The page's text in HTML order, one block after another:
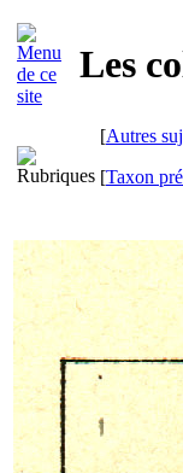
Les
[Autres
[Taxon